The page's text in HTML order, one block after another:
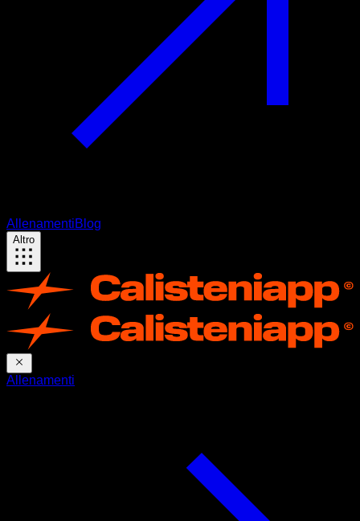
AllenamentiBlog
Altro
Allenamenti